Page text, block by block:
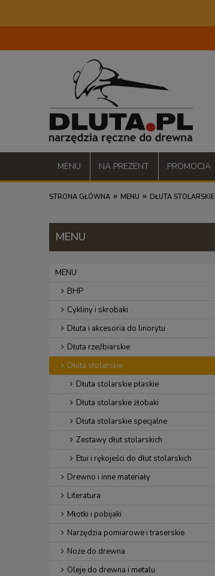
MENU NA PREZENT PROMOCJA
STRONA GŁÓWNA » MENU » DŁUTA STOLARSKIE
MENU
MENU
BHP
Cykliny i skrobaki
Dłuta i akcesoria do linorytu
Dłuta rzeźbiarskie
Dłuta stolarskie
Dłuta stolarskie płaskie
Dłuta stolarskie żłobaki
Dłuta stolarskie specjalne
Zestawy dłut stolarskich
Etui i rękojeści do dłut stolarskich
Drewno i inne materiały
Literatura
Młotki i pobijaki
Narzędzia pomiarowe i traserskie
Noże do drewna
Oleje do drewna i metalu